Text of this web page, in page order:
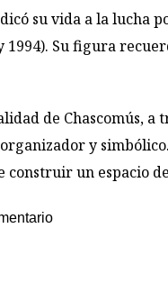
su vida a la lucha
1994). Su figura
de Chascomús, a
y
construir un espacio